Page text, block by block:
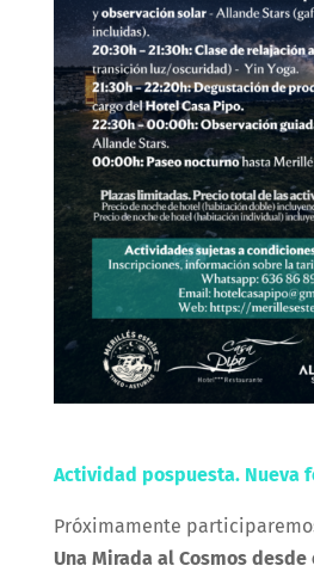
Actividad pospuesta. Nueva
Próximamente
Una Mirada al Cosmos